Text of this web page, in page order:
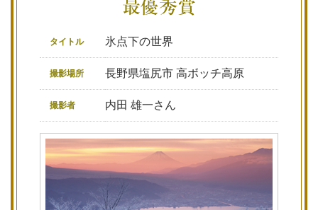
タイトル 氷点下の世界
撮影場所 長野県塩尻市 高ボッチ高原
撮影者 内田 雄一さん